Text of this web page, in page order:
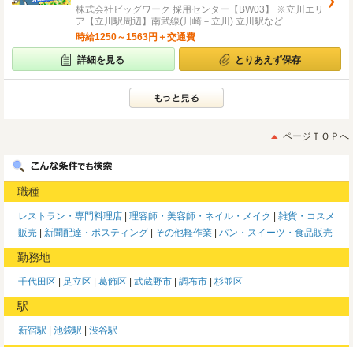
株式会社ビッグワーク 採用センター【BW03】 ※立川エリ
ア【立川駅周辺】南武線(川崎－立川) 立川駅など
時給1250～1563円＋交通費
詳細を見る とりあえず保存
ページＴＯＰへ
職種
レストラン・専門料理店 理容師・美容師・ネイル・メイク
雑貨・コスメ
販売
新聞配達・ポスティング その他軽作業 パン・スイーツ・食品販売
勤務地
千代田区 足立区 葛飾区 武蔵野市 調布市 杉並区
駅
新宿駅 池袋駅 渋谷駅